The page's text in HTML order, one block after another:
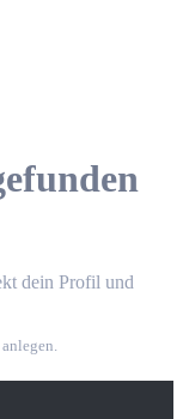
dein Profil und